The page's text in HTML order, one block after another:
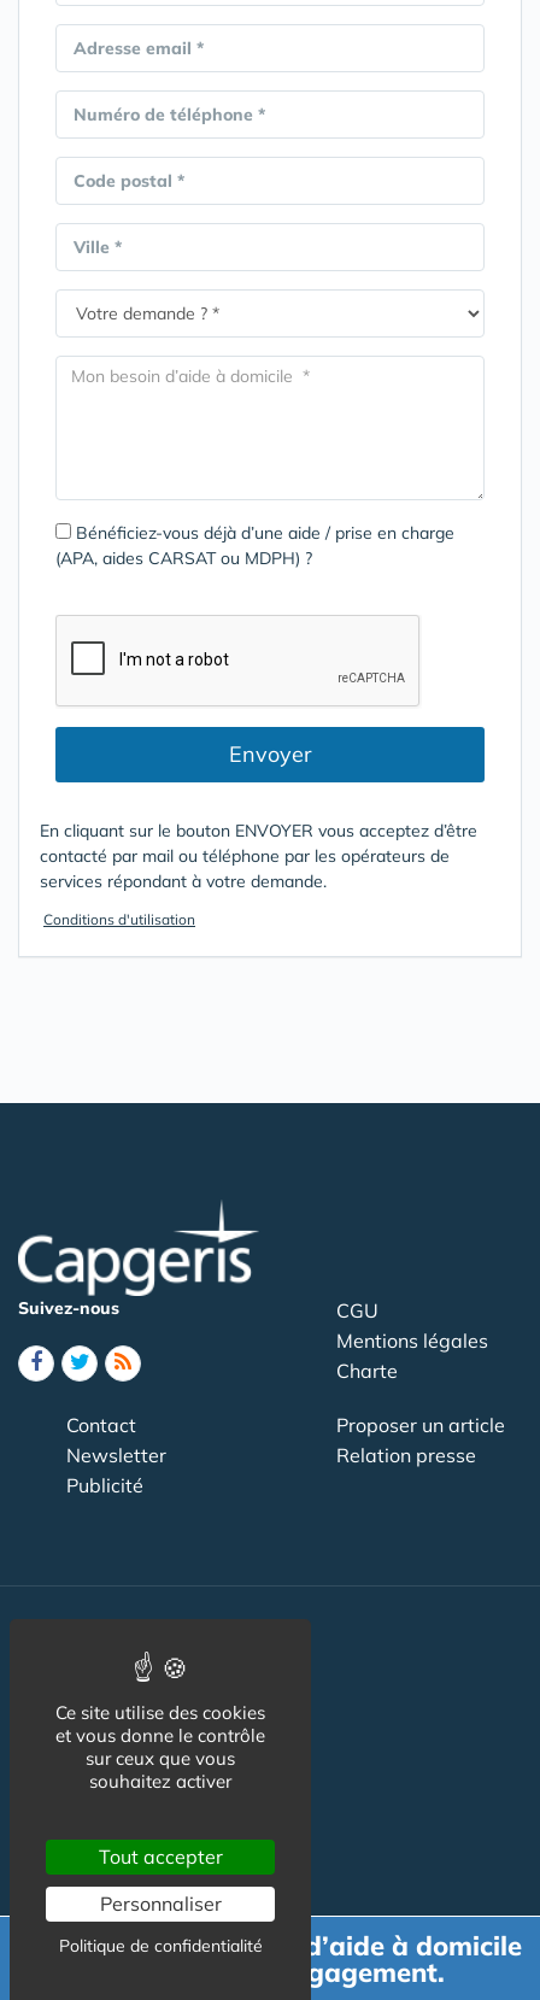
Adresse email *
Numéro de téléphone *
Code postal *
Ville *
Bénéficiez-vous déjà d’une aide / prise en charge
(APA, aides CARSAT ou MDPH) ?
Envoyer
En cliquant sur le bouton ENVOYER vous acceptez d’être
contacté par mail ou téléphone par les opérateurs de
services répondant à votre demande.
Conditions d'utilisation
Suivez-nous
CGU
Mentions légales
Charte
Contact
Newsletter
Publicité
Proposer un article
Relation presse
Maisons de retraite
Résidences Service
Liens Utiles
Logement Senior
Emploi & formation
Demande de devis d’aide à domicile
gratuit et sans engagement.
Ce site utilise des cookies
et vous donne le contrôle
sur ceux que vous
souhaitez activer
Tout accepter
Personnaliser
Politique de confidentialité